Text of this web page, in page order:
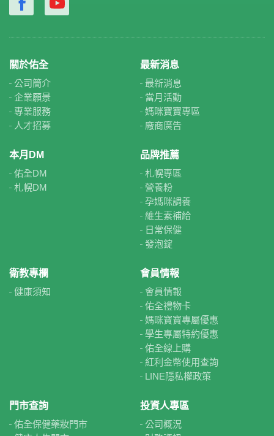
關於佑全
公司簡介
企業願景
專業服務
人才招募
最新消息
最新消息
當月活動
媽咪寶寶專區
廠商廣告
本月DM
佑全DM
札幌DM
品牌推薦
札幌專區
營養粉
孕媽咪調養
維生素補給
日常保健
發泡錠
衛教專欄
健康須知
會員情報
會員情報
佑全禮物卡
媽咪寶寶專屬優惠
學生專屬特約優惠
佑全線上購
紅利金幣使用查詢
LINE隱私權政策
門市查詢
佑全保健藥妝門市
投資人專區
公司概況